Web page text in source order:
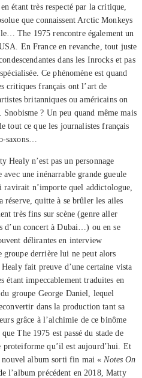
étant très respecté par la critique,
que connaissent Arctic Monkeys
The 1975 rencontre également un
En France en revanche, tout juste
dans les Inrocks et pas
Ce phénomène est quand
critiques français ont l’art de
britanniques ou américains on
? Un peu quand même mais
tout ce que les journalistes français
saxons…
Healy n’est pas un personnage
une inénarrable grande gueule
ravirait n’importe quel addictologue,
réserve, quitte à se brûler les ailes
très fins sur scène (genre aller
d’un concert à Dubai…) ou en se
délirantes en interview
derrière lui ne peut alors
fait preuve d’une certaine vista
étant impeccablement traduites en
groupe George Daniel, lequel
dans la production tant sa
grâce à l’alchimie de ce binôme
The 1975 est passé du stade de
proteiforme qu’il est aujourd’hui. Et
nouvel album sorti fin mai « Notes On
l’album précédent en 2018, Matty